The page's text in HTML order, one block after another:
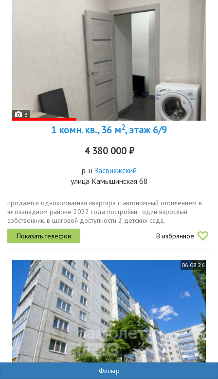
Фильтр
3
1 комн. кв., 36 м2, этаж 6/9
4 380 000 ₽
р-н Засвияжский
улица Камышинская 68
продается однокомнатная квартира с автономный отоплением в
югозападном районе 2022 года постройки . один взрослый
собственник. в шаговой доступности 2 детских сада,
губернаторский лицей 100, супермаркеты, аптеки, детская
поликлиника, остановки,...
В избранное
06.08.26